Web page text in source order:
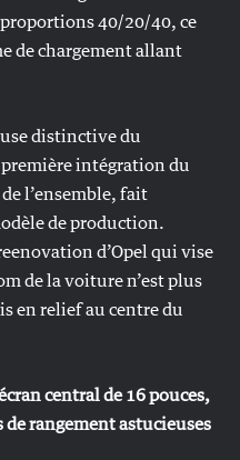
40/20/40, ce
de chargement allant
distinctive du
première intégration du
l’ensemble, fait
de production.
d’Opel qui vise
de la voiture n’est plus
en relief au centre du
central de 16 pouces,
de rangement astucieuses